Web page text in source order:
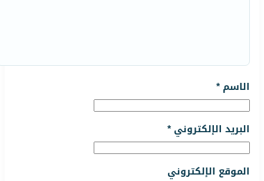
الاسم*
البريد الإلكتروني*
الموقع الإلكتروني